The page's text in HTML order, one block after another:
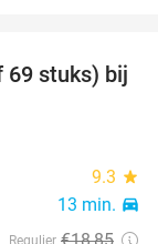
53%
69 stuks) bij
9.3 star
13 min. directions_car
Regulier